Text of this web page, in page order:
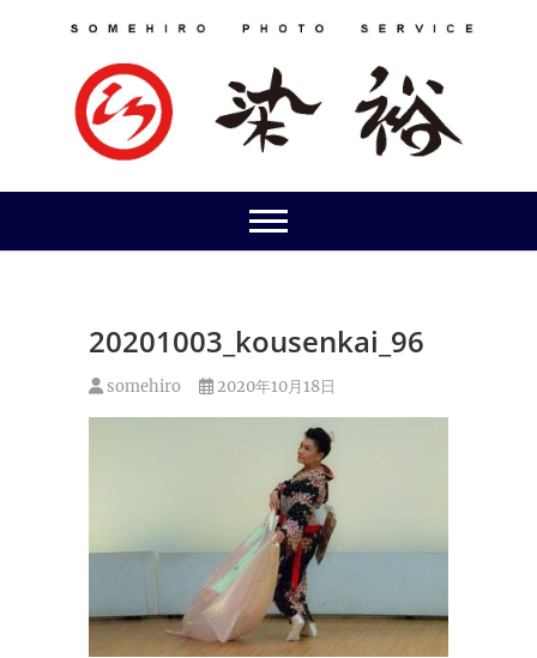
20201003_kousenkai_96
somehiro 2020年10月18日